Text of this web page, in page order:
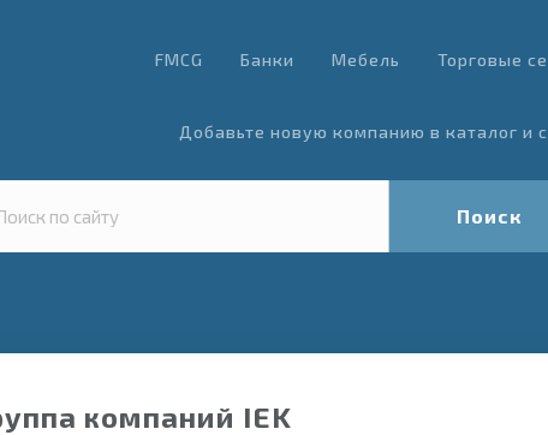
FMCG Банки Мебель Торговые
Добавьте новую компанию в каталог и
Поиск
компаний IEK